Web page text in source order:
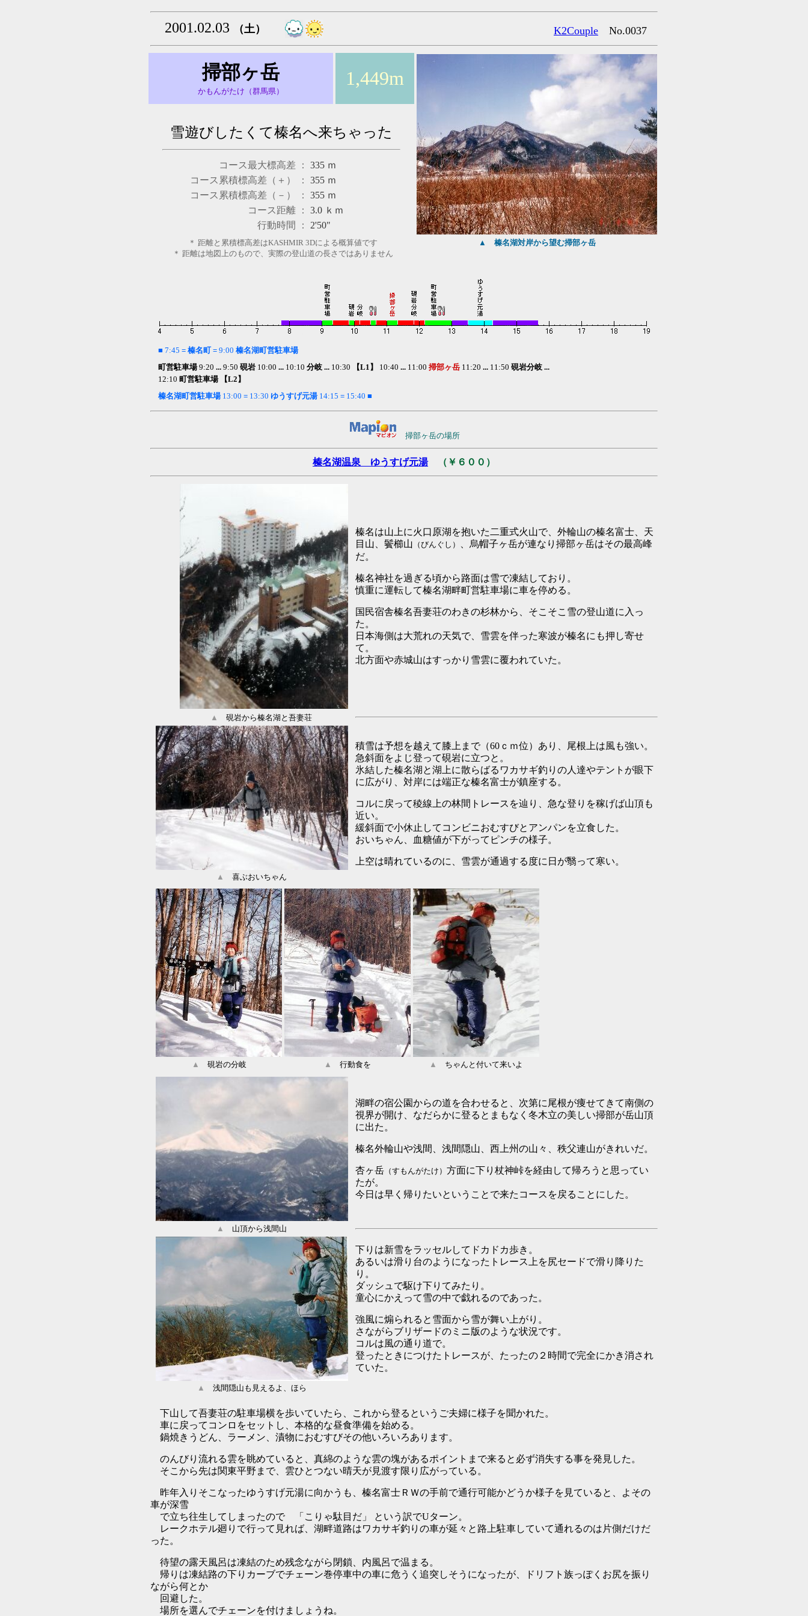
2001.02.03 （土） K2Couple No.0037
掃部ヶ岳
かもんがたけ（群馬県）
1,449m
雪遊びしたくて榛名へ来ちゃった
コース最大標高差 ： 335 ｍ
コース累積標高差（＋） ：
355 ｍ
コース累積標高差（－） ：
355 ｍ
コース距離 ：
3.0 ｋｍ
行動時間 ：
2'50"
＊ 距離と累積標高差はKASHMIR 3Dによる概算値です
＊ 距離は地図上のもので、実際の登山道の長さではありません
▲ 榛名湖対岸から望む掃部ヶ岳
■ 7:45 = 榛名町 = 9:00 榛名湖町営駐車場
町営駐車場9:20 ... 9:50 硯岩 10:00 ... 10:10 分岐 ... 10:30 【L1】 10:40 ... 11:00 掃部ヶ岳 11:20 ... 11:50 硯岩分岐 ...
12:10 町営駐車場 【L2】
榛名湖町営駐車場13:00 = 13:30 ゆうすげ元湯 14:15 = 15:40 ■
掃部ヶ岳の場所
榛名湖温泉 ゆうすげ元湯（￥６００）
榛名は山上に火口原湖を抱いた二重式火山で、外輪山の榛名富士、天
目山、鬢櫛山 （びんぐし）
、烏帽子ヶ岳が連なり掃部ヶ岳はその最高峰
だ。
榛名神社を過ぎる頃から路面は雪で凍結しており。
慎重に運転して榛名湖畔町営駐車場に車を停める。
国民宿舎榛名吾妻荘のわきの杉林から、そこそこ雪の登山道に入っ
た。
日本海側は大荒れの天気で、雪雲を伴った寒波が榛名にも押し寄せ
て。
北方面や赤城山はすっかり雪雲に覆われていた。
▲ 硯岩から榛名湖と吾妻荘
積雪は予想を越えて膝上まで（60ｃｍ位）あり、尾根上は風も強い。
急斜面をよじ登って硯岩に立つと。
氷結した榛名湖と湖上に散らばるワカサギ釣りの人達やテントが眼下
に広がり、対岸には端正な榛名富士が鎮座する。
コルに戻って稜線上の林間トレースを辿り、急な登りを稼げば山頂も
近い。
緩斜面で小休止してコンビニおむすびとアンパンを立食した。
おいちゃん、血糖値が下がってピンチの様子。
上空は晴れているのに、雪雲が通過する度に日が翳って寒い。
▲ 喜ぶおいちゃん
▲ 硯岩の分岐 ▲ 行動食を ▲ ちゃんと付いて来いよ
湖畔の宿公園からの道を合わせると、次第に尾根が痩せてきて南側の
視界が開け、なだらかに登るとまもなく冬木立の美しい掃部が岳山頂
に出た。
榛名外輪山や浅間、浅間隠山、西上州の山々、秩父連山がきれいだ。
杏ヶ岳 （すもんがたけ） 方面に下り杖神峠を経由して帰ろうと思ってい
たが。
今日は早く帰りたいということで来たコースを戻ることにした。
▲ 山頂から浅間山
下りは新雪をラッセルしてドカドカ歩き。
あるいは滑り台のようになったトレース上を尻セードで滑り降りた
り。
ダッシュで駆け下りてみたり。
童心にかえって雪の中で戯れるのであった。
強風に煽られると雪面から雪が舞い上がり。
さながらブリザードのミニ版のような状況です。
コルは風の通り道で。
登ったときにつけたトレースが、たったの２時間で完全にかき消され
ていた。
▲ 浅間隠山も見えるよ、ほら
下山して吾妻荘の駐車場横を歩いていたら、これから登るというご夫婦に様子を聞かれた。
車に戻ってコンロをセットし、本格的な昼食準備を始める。
鍋焼きうどん、ラーメン、漬物におむすびその他いろいろあります。
のんびり流れる雲を眺めていると、真綿のような雲の塊があるポイントまで来ると必ず消失する事を発見した。
そこから先は関東平野まで、雲ひとつない晴天が見渡す限り広がっている。
昨年入りそこなったゆうすげ元湯に向かうも、榛名富士ＲＷの手前で通行可能かどうか様子を見ていると、よその
車が深雪
で立ち往生してしまったので 「こりゃ駄目だ」 という訳でUターン。
レークホテル廻りで行って見れば、湖畔道路はワカサギ釣りの車が延々と路上駐車していて通れるのは片側だけだ
った。
待望の露天風呂は凍結のため残念ながら閉鎖、内風呂で温まる。
帰りは凍結路の下りカーブでチェーン巻停車中の車に危うく追突しそうになったが、ドリフト族っぽくお尻を振り
ながら何とか
回避した。
場所を選んでチェーンを付けましょうね。